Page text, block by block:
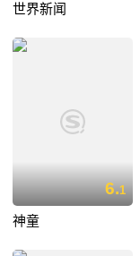
世界新闻
6.1
神童